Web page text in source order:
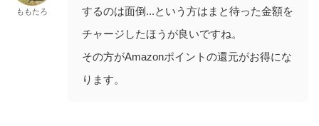
ももたろ
するのは面倒...という方はまと待った金額を
チャージしたほうが良いですね。
その方がAmazonポイントの還元がお得にな
ります。